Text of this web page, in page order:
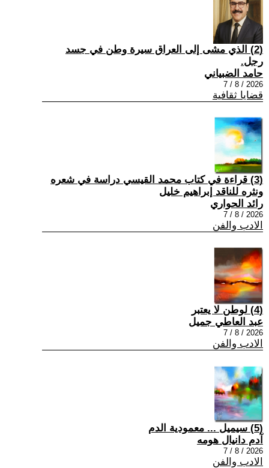
(2) الذي مشى إلى العراق سيرة وطن في جسد
رجل.
حامد الضبياني
2026 / 8 / 7
قضايا ثقافية
(3) قراءة في كتاب محمد القيسي دراسة في شعره
ونثره للناقد إبراهيم خليل
رائد الحواري
2026 / 8 / 7
الادب والفن
(4) لوطن لا يعتبر
عبد العاطي جميل
2026 / 8 / 7
الادب والفن
(5) سيميل ... معمودية الدم
آدم دانيال هومه
2026 / 8 / 7
الادب والفن